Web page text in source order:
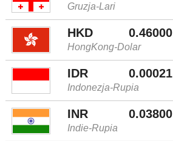
Gruzja-Lari
HKD 0.46000
HongKong-Dolar
IDR 0.00021
Indonezja-Rupia
INR 0.03800
Indie-Rupia